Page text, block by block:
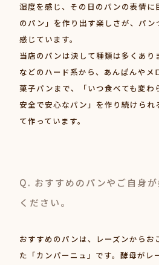
湿度を感じ、その日のパンの表情に
のパン」を作り出す楽しさが、パン
感じています。
当店のパンは決して種類は多くあり
などのハード系から、あんぱんやメ
菓子パンまで、「いつ食べても変わ
安全で安心なパン」を作り続けられ
て作っています。
Q. おすすめのパンやご自身
ください。
おすすめのパンは、レーズンからお
た「カンパーニュ」です。酵母がレ